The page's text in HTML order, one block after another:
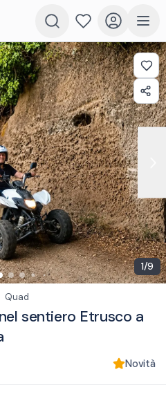
1/9
Quad
sentiero Etrusco a
Novità